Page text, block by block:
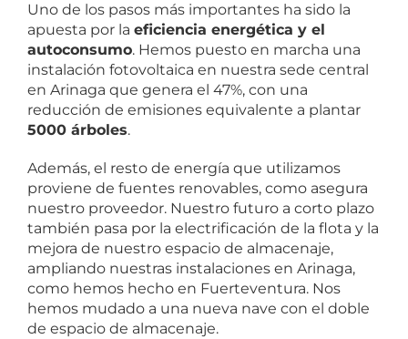
Uno de los pasos más importantes ha sido la
apuesta por la eficiencia energética y el
autoconsumo. Hemos puesto en marcha una
instalación fotovoltaica en nuestra sede central
en Arinaga que genera el 47%, con una
reducción de emisiones equivalente a plantar
5000 árboles.
Además, el resto de energía que utilizamos
proviene de fuentes renovables, como asegura
nuestro proveedor. Nuestro futuro a corto plazo
también pasa por la electrificación de la flota y la
mejora de nuestro espacio de almacenaje,
ampliando nuestras instalaciones en Arinaga,
como hemos hecho en Fuerteventura. Nos
hemos mudado a una nueva nave con el doble
de espacio de almacenaje.